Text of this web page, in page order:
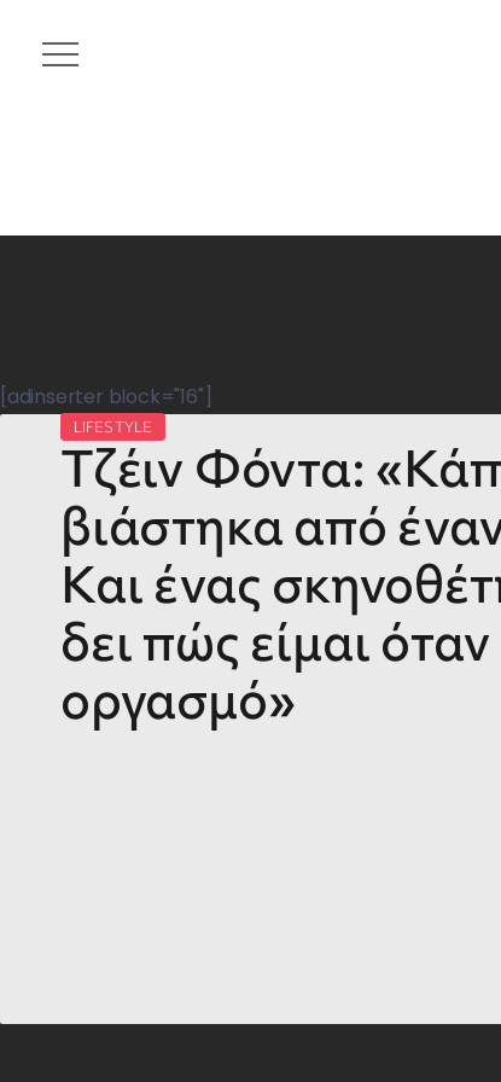
[adinserter block="16"]
LIFESTYLE
Τζέιν Φόντα:
βιάστηκα από
Και ένας
δει πώς είμαι
οργασμό»